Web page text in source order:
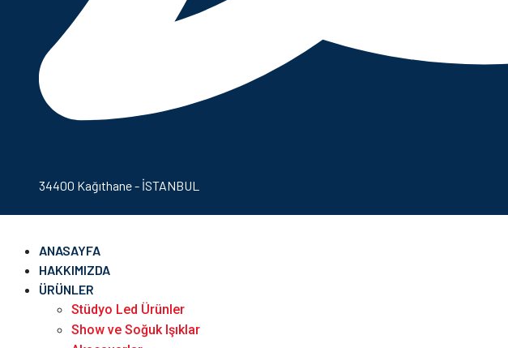
34400 Kağıthane - İSTANBUL
ANASAYFA
HAKKIMIZDA
ÜRÜNLER
Stüdyo Led Ürünler
Show ve Soğuk Işıklar